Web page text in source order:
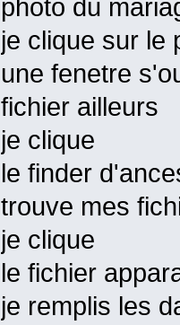
photo du
je clique sur le
une fenetre
fichier ailleurs
je clique
le finder
trouve mes
je clique
le fichier
je remplis les